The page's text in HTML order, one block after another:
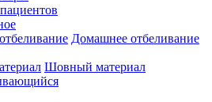
Домашнее отбеливание
Шовный материал